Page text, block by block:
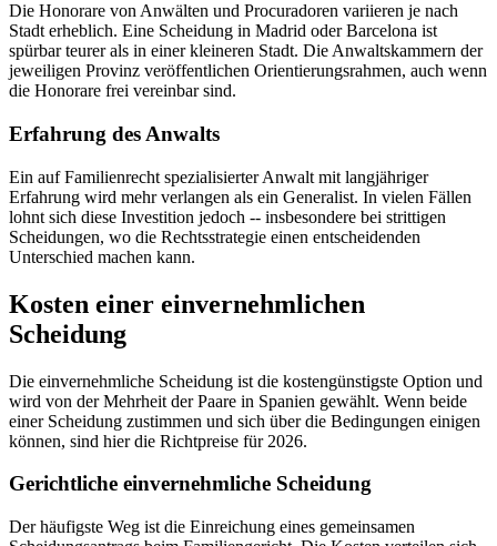
Die Honorare von Anwälten und Procuradoren variieren je nach
Stadt erheblich. Eine Scheidung in Madrid oder Barcelona ist
spürbar teurer als in einer kleineren Stadt. Die Anwaltskammern der
jeweiligen Provinz veröffentlichen Orientierungsrahmen, auch wenn
die Honorare frei vereinbar sind.
Erfahrung des Anwalts
Ein auf Familienrecht spezialisierter Anwalt mit langjähriger
Erfahrung wird mehr verlangen als ein Generalist. In vielen Fällen
lohnt sich diese Investition jedoch -- insbesondere bei strittigen
Scheidungen, wo die Rechtsstrategie einen entscheidenden
Unterschied machen kann.
Kosten einer einvernehmlichen
Scheidung
Die einvernehmliche Scheidung ist die kostengünstigste Option und
wird von der Mehrheit der Paare in Spanien gewählt. Wenn beide
einer Scheidung zustimmen und sich über die Bedingungen einigen
können, sind hier die Richtpreise für 2026.
Gerichtliche einvernehmliche Scheidung
Der häufigste Weg ist die Einreichung eines gemeinsamen